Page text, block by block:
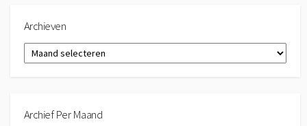
Archieven
Archieven
Archief Per Maand